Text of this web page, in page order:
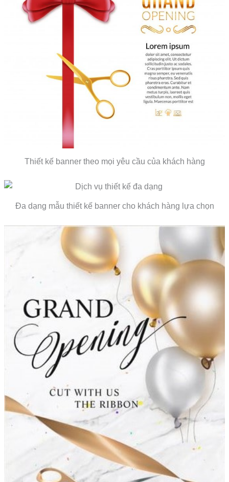
Thiết kế banner theo mọi yêu cầu của khách hàng
Đa dạng mẫu thiết kế banner cho khách hàng lựa chọn